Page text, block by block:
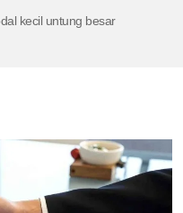
kecil untung besar